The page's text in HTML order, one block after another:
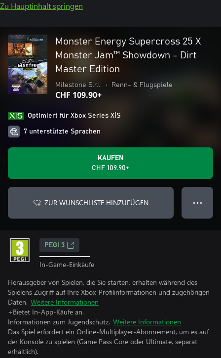
Zu Hauptinhalt springen
Monster Energy Supercross 25 X
Monster Jam™ Showdown - Dirt
Master Edition
Milestone S.r.l. • Renn- & Flugspiele
CHF 109.90+
Optimiert für Xbox Series X|S
7 unterstützte Sprachen
KAUFEN
CHF 109.90+
ZUR WUNSCHLISTE HINZUFÜGEN ● ● ●
PEGI 3
In-Game-Einkäufe
Herausgeber von Spielen, die Sie starten, erhalten während des
Spielens Zugriff auf Ihre Xbox-Profilinformationen und zugehörigen
Daten. Weitere Informationen
+Bietet In-App-Käufe an.
Informationen zum Jugendschutz. Weitere Informationen
Das Spiel erfordert ein Online-Multiplayer-Abonnement, um es auf
der Konsole zu spielen (Game Pass Core oder Ultimate, separat
erhältlich).